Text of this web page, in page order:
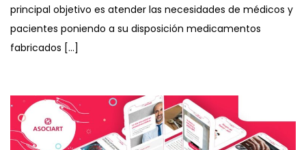
principal objetivo es atender las necesidades de médicos y
pacientes poniendo a su disposición medicamentos
fabricados […]